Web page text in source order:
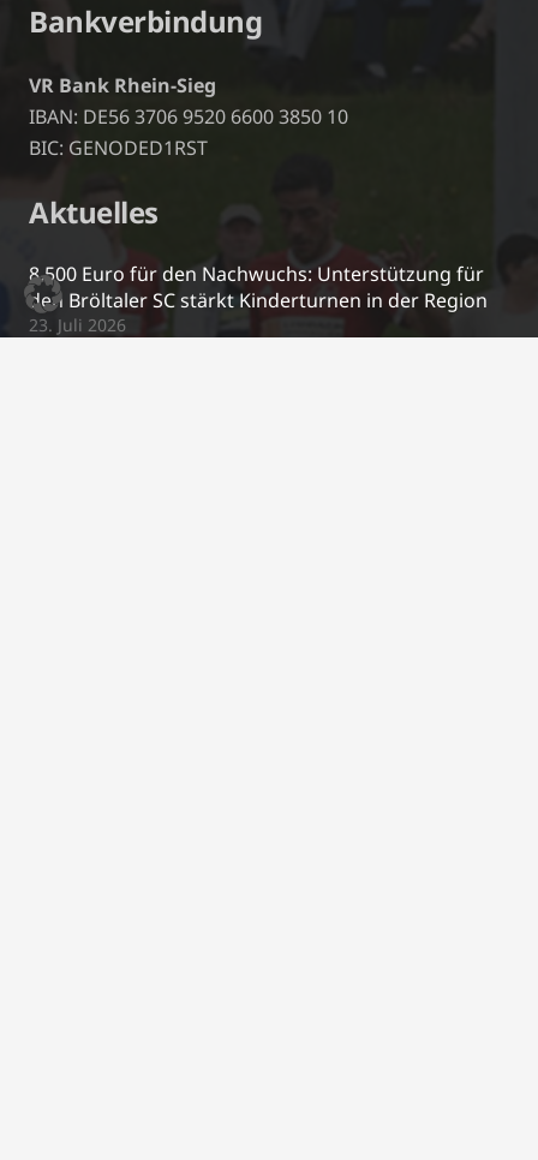
Bankverbindung
VR Bank Rhein-Sieg
IBAN: DE56 3706 9520 6600 3850 10
BIC: GENODED1RST
Aktuelles
8.500 Euro für den Nachwuchs: Unterstützung für
den Bröltaler SC stärkt Kinderturnen in der Region
23. Juli 2026